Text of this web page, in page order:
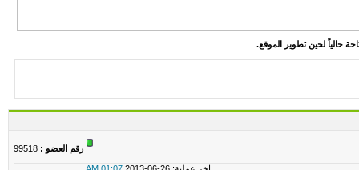
حالياً لحين تطوير الموقع.
رقم العضو :